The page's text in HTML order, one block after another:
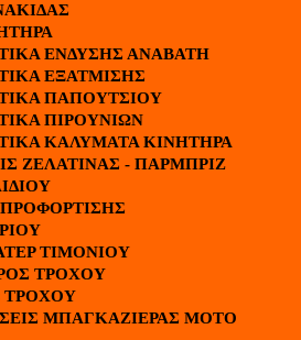
ΕΝΔΥΣΗΣ ΑΝΑΒΑΤΗ
ΕΞΑΤΜΙΣΗΣ
ΠΑΠΟΥΤΣΙΟΥ
ΠΙΡΟΥΝΙΩΝ
ΚΑΛΥΜΑΤΑ ΚΙΝΗΤΗΡΑ
ΖΕΛΑΤΙΝΑΣ - ΠΑΡΜΠΡΙΖ
ΤΙΜΟΝΙΟΥ
ΤΡΟΧΟΥ
ΤΡΟΧΟΥ
ΜΠΑΓΚΑΖΙΕΡΑΣ ΜΟΤΟ